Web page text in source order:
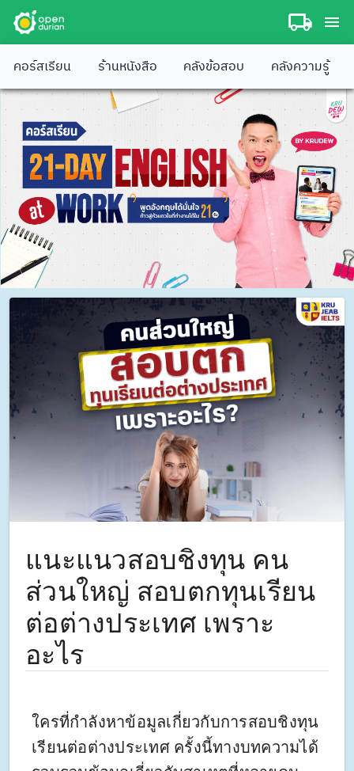
คอร์สเรียน ร้านหนังสือ คลังข้อสอบ คลังความรู้
แนะแนวสอบชิงทุน คน
ส่วนใหญ่ สอบตกทุนเรียน
ต่อต่างประเทศ เพราะ
อะไร
ใครที่กำลังหาข้อมูลเกี่ยวกับการสอบชิงทุน
เรียนต่อต่างประเทศ ครั้งนี้ทางบทความได้